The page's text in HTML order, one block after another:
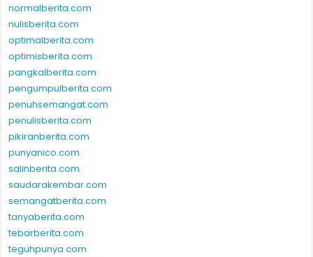
normalberita.com
nulisberita.com
optimalberita.com
optimisberita.com
pangkalberita.com
pengumpulberita.com
penuhsemangat.com
penulisberita.com
pikiranberita.com
punyanico.com
salinberita.com
saudarakembar.com
semangatberita.com
tanyaberita.com
tebarberita.com
teguhpunya.com